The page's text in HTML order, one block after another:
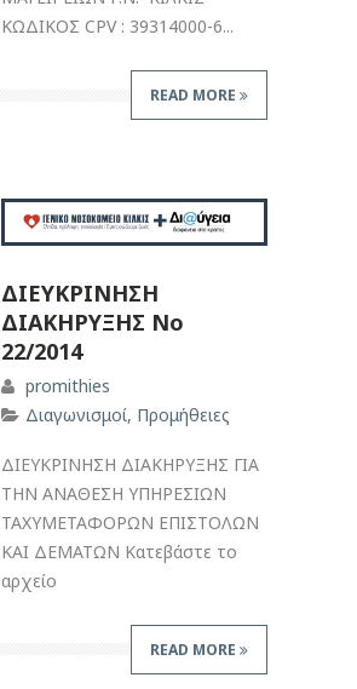
ΚΩΔΙΚΟΣ CPV : 39314000-6...
READ MORE
ΔΙΕΥΚΡΙΝΗΣΗ
ΔΙΑΚΗΡΥΞΗΣ No
22/2014
promithies
Διαγωνισμοί, Προμήθειες
ΔΙΕΥΚΡΙΝΗΣΗ ΔΙΑΚΗΡΥΞΗΣ ΓΙΑ
ΤΗΝ ΑΝΑΘΕΣΗ ΥΠΗΡΕΣΙΩΝ
ΤΑΧΥΜΕΤΑΦΟΡΩΝ ΕΠΙΣΤΟΛΩΝ
ΚΑΙ ΔΕΜΑΤΩΝ Κατεβάστε το
αρχείο
READ MORE